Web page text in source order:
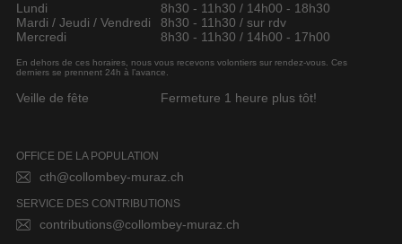
Lundi
8h30 - 11h30 / 14h00 - 18h30
Mardi / Jeudi / Vendredi
8h30 - 11h30 / sur rdv
Mercredi
8h30 - 11h30 / 14h00 - 17h00
En dehors de ces horaires, nous vous recevons volontiers sur rendez-vous. Ces
derniers se prennent 24h à l’avance.
Veille de fête Fermeture 1 heure plus tôt!
OFFICE DE LA POPULATION
cth@collombey-muraz.ch
SERVICE DES CONTRIBUTIONS
contributions@collombey-muraz.ch